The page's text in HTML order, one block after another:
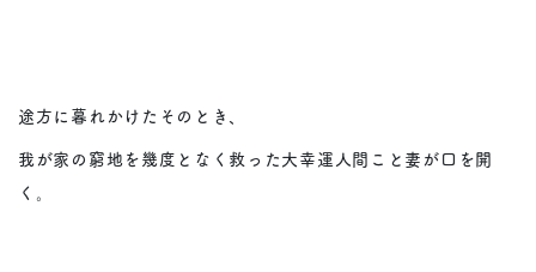
途方に暮れかけたそのとき、
我が家の窮地を幾度となく救った大幸運人間こと妻が口を開
く。